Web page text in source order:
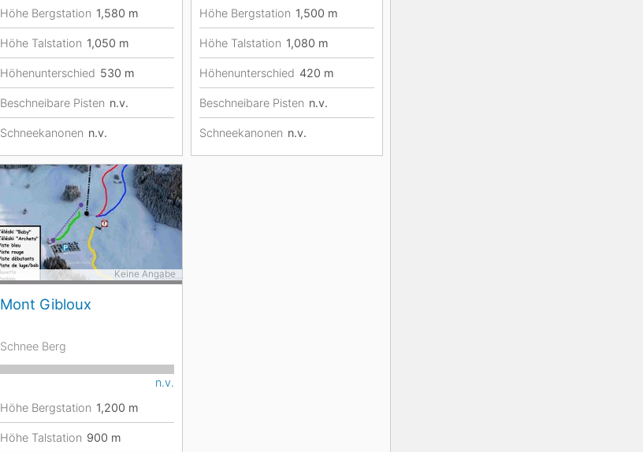
Höhe Bergstation 1,580 m
Höhe Talstation 1,050 m
Höhenunterschied 530 m
Beschneibare Pisten n.v.
Schneekanonen n.v.
Höhe Bergstation 1,500 m
Höhe Talstation 1,080 m
Höhenunterschied 420 m
Beschneibare Pisten n.v.
Schneekanonen n.v.
Mont Gibloux
Keine Angabe
Schnee Berg
n.v.
Höhe Bergstation 1,200 m
Höhe Talstation 900 m